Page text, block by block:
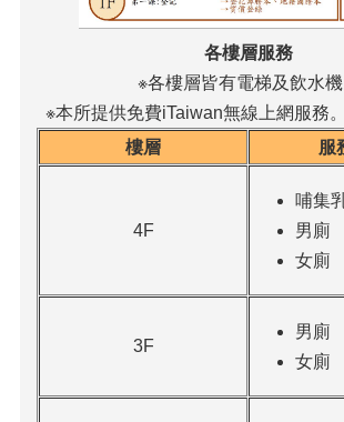
各樓層服務
※各樓層皆有電梯及飲水機
※本所提供免費iTaiwan無線上網服務
樓層
服
4F
哺集
男廁
女廁
3F
男廁
女廁